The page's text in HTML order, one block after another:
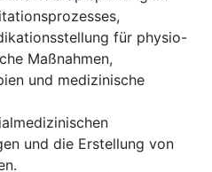
für physio-
Maßnahmen,
und medizinische
und die Erstellung von